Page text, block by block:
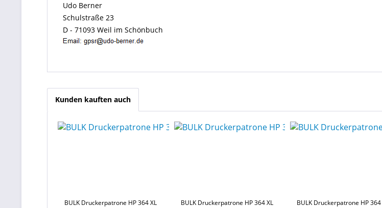
Udo Berner
Schulstraße 23
D - 71093 Weil im Schönbuch
Kunden kauften auch
BULK Druckerpatrone HP 364 XL
BULK Druckerpatrone HP 364 XL
BULK Druckerpatrone HP 364